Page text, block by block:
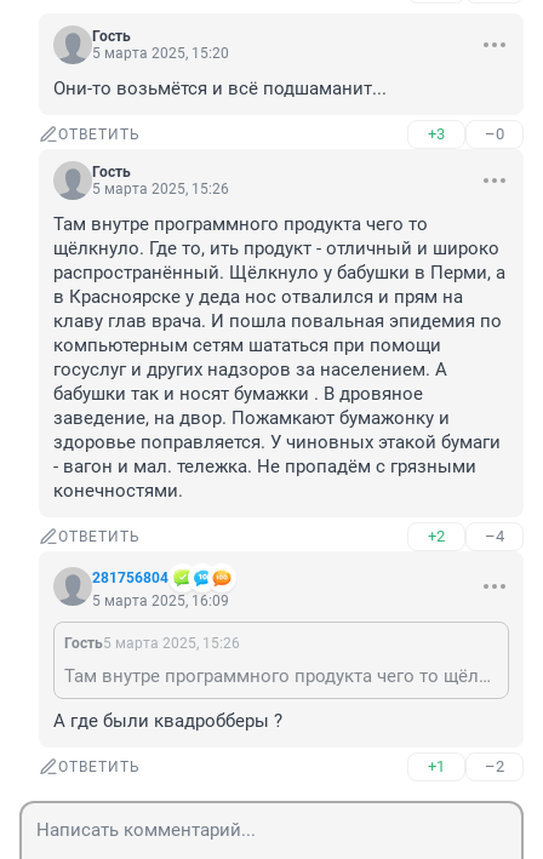
Гость
5 марта 2025, 15:20
Они-то возьмётся и всё подшаманит...
ОТВЕТИТЬ +3 –0
Гость
5 марта 2025, 15:26
Там внутре программного продукта чего то
щёлкнуло. Где то, ить продукт - отличный и широко
распространённый. Щёлкнуло у бабушки в Перми, а
в Красноярске у деда нос отвалился и прям на
клаву глав врача. И пошла повальная эпидемия по
компьютерным сетям шататься при помощи
госуслуг и других надзоров за населением. А
бабушки так и носят бумажки . В дровяное
заведение, на двор. Пожамкают бумажонку и
здоровье поправляется. У чиновных этакой бумаги
- вагон и мал. тележка. Не пропадём с грязными
конечностями.
ОТВЕТИТЬ +2 –4
281756804
5 марта 2025, 16:09
Гость5 марта 2025, 15:26
Там внутре программного продукта чего то щёлкнуло. Где то, ить продукт - отличный и широко распространённый. Щёлкнуло у бабушки в Перми, а в Красноярске у деда нос отвалился и прям на клаву глав врача. И пошла повальная эпидемия по компьютерным сетям шататься при помощи госуслуг и других надзоров за населением. А бабушки так и носят бумажки . В дровяное заведение, на двор. Пожамкают бумажонку и здоровье поправляется. У чиновных этакой бумаги - вагон и мал. тележка. Не пропадём с грязными конечностями.
А где были квадробберы ?
ОТВЕТИТЬ +1 –2